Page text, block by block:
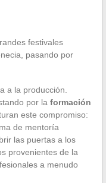
festivales
pasando por
a la producción.
por la formación
este compromiso:
de mentoría
las puertas a los
provenientes de la
a menudo